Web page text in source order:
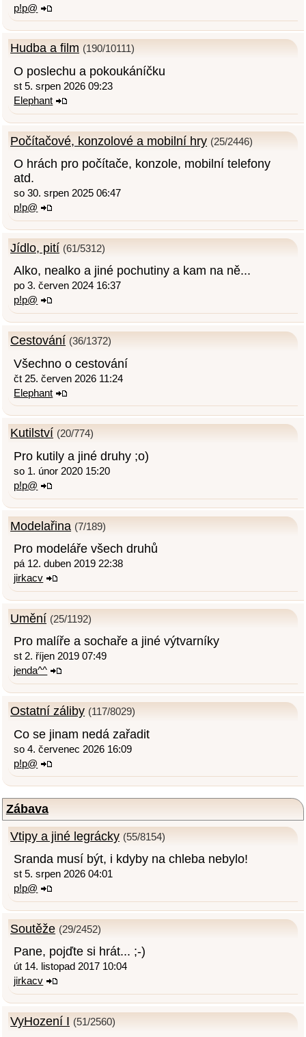
p!p@
Hudba a film (190/10111)
O poslechu a pokoukáníčku
st 5. srpen 2026 09:23
Elephant
Počítačové, konzolové a mobilní hry (25/2446)
O hrách pro počítače, konzole, mobilní telefony
atd.
so 30. srpen 2025 06:47
p!p@
Jídlo, pití (61/5312)
Alko, nealko a jiné pochutiny a kam na ně...
po 3. červen 2024 16:37
p!p@
Cestování (36/1372)
Všechno o cestování
čt 25. červen 2026 11:24
Elephant
Kutilství (20/774)
Pro kutily a jiné druhy ;o)
so 1. únor 2020 15:20
p!p@
Modelařina (7/189)
Pro modeláře všech druhů
pá 12. duben 2019 22:38
jirkacv
Umění (25/1192)
Pro malíře a sochaře a jiné výtvarníky
st 2. říjen 2019 07:49
jenda^^
Ostatní záliby (117/8029)
Co se jinam nedá zařadit
so 4. červenec 2026 16:09
p!p@
Zábava
Vtipy a jiné legrácky (55/8154)
Sranda musí být, i kdyby na chleba nebylo!
st 5. srpen 2026 04:01
p!p@
Soutěže (29/2452)
Pane, pojďte si hrát... ;-)
út 14. listopad 2017 10:04
jirkacv
VyHození I (51/2560)